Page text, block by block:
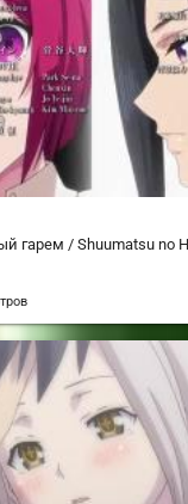
гарем / Shuumatsu no